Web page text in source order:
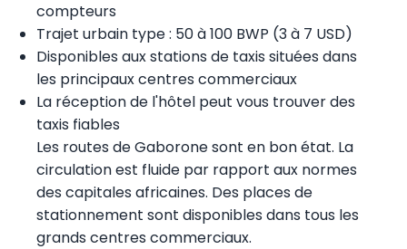
compteurs
Trajet urbain type : 50 à 100 BWP (3 à 7 USD)
Disponibles aux stations de taxis situées dans
les principaux centres commerciaux
La réception de l'hôtel peut vous trouver des
taxis fiables
Les routes de Gaborone sont en bon état. La
circulation est fluide par rapport aux normes
des capitales africaines. Des places de
stationnement sont disponibles dans tous les
grands centres commerciaux.